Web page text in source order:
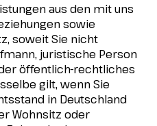
aus den mit uns
sowie
soweit Sie nicht
juristische Person
öffentlich-rechtliches
gilt, wenn Sie
in Deutschland
Wohnsitz oder